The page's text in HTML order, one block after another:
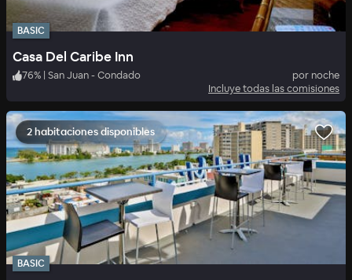
BASIC
Casa Del Caribe Inn
76% | San Juan - Condado
por noche
Incluye todas las comisiones
2 habitaciones disponibles
BASIC